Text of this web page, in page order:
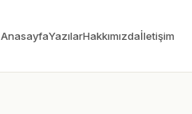
AnasayfaYazılarHakkımızdaİletişim